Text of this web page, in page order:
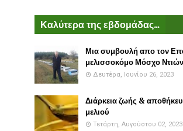
Καλύτερα της εβδομάδας...
Μια συμβουλή απο τον
μελισσοκόμο Μόσχο
Δευτέρα, Ιουνίου 26, 2023
Διάρκεια ζωής &
μελιού
Τετάρτη, Αυγούστου 02, 2023